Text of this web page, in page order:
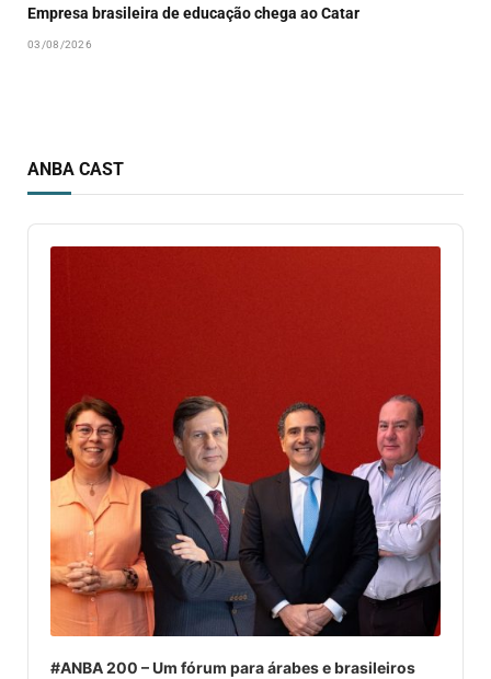
Empresa brasileira de educação chega ao Catar
03/08/2026
ANBA CAST
Audio
Player
#ANBA 200 – Um fórum para árabes e brasileiros